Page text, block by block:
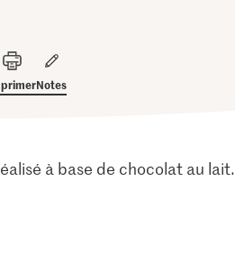
Notes
à base de chocolat au lait.